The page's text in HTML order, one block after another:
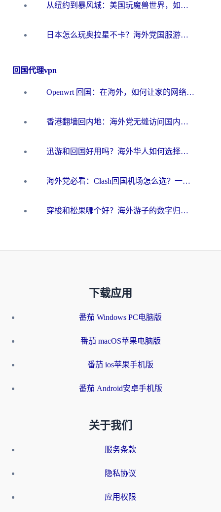
从纽约到暴风城：美国玩魔兽世界，如何找到你的最佳网络航线
日本怎么玩奥拉星不卡？海外党国服游戏加速器选择全攻略
回国代理vpn
Openwrt 回国：在海外，如何让家的网络触手可及
香港翻墙回内地：海外党无缝访问国内资源的加速器选择全攻略
迅游和回国好用吗？海外华人如何选择靠谱的回国加速器
海外党必看：Clash回国机场怎么选？一篇搞定无缝访问国内资源的全攻略
穿梭和松果哪个好？海外游子的数字归乡路，到底该怎么选
下载应用
番茄 Windows PC电脑版
番茄 macOS苹果电脑版
番茄 ios苹果手机版
番茄 Android安卓手机版
关于我们
服务条款
隐私协议
应用权限